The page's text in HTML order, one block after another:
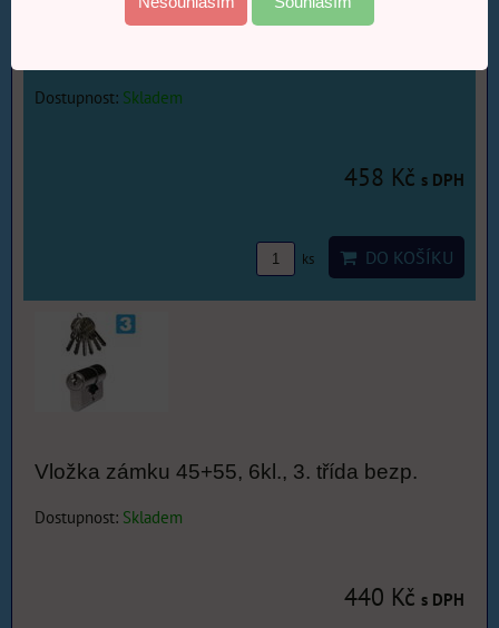
Dostupnost: Skladem
458 Kč s DPH
ks DO KOŠÍKU
Vložka zámku 45+55, 6kl., 3. třída bezp.
Dostupnost: Skladem
440 Kč s DPH